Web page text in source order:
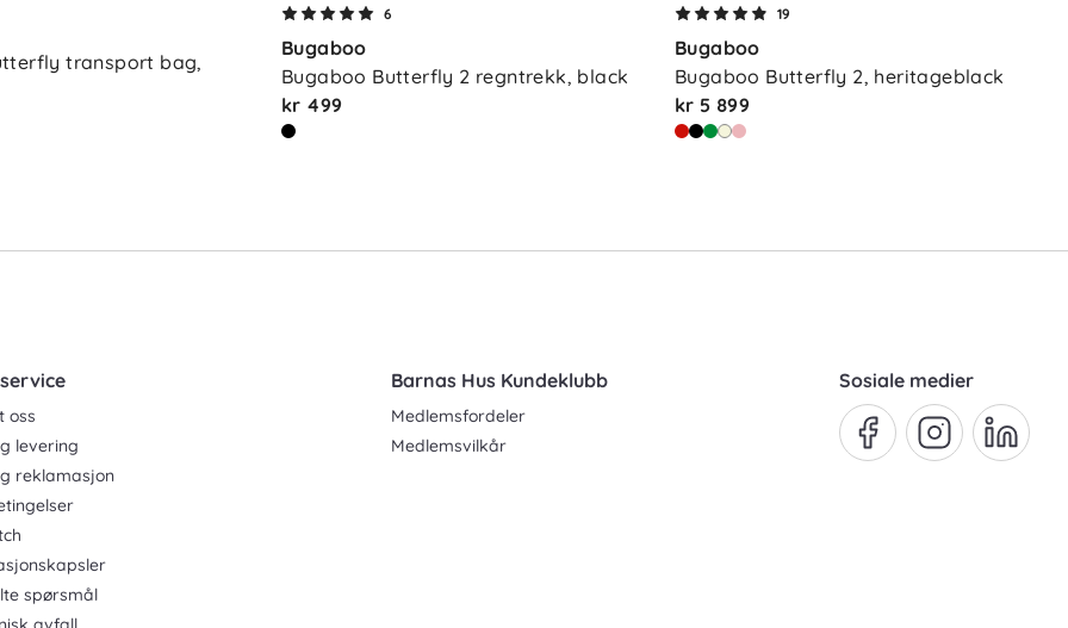
transport bag,
6
Bugaboo
Bugaboo Butterfly 2 regntrekk, black
kr 499
19
Bugaboo
Bugaboo Butterfly 2, heritageblack
kr 5 899
oss
levering
reklamasjon
spørsmål
Barnas Hus Kundeklubb
Medlemsfordeler
Medlemsvilkår
Sosiale medier